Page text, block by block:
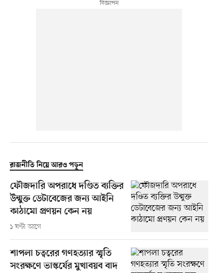
রাজনীতি নিয়ে আরও পড়ুন
ফৌজদারি অপরাধে দণ্ডিত ব্যক্তির
উন্মুক্ত ডেটাবেজের জন্য আইনি
কাঠামো প্রণয়ন কেন নয়
১ ঘণ্টা আগে
শাপলা চত্বরের গণহত্যার স্মৃতি
সংরক্ষণে ভাস্কর্যের মুখাবয়ব বাদ